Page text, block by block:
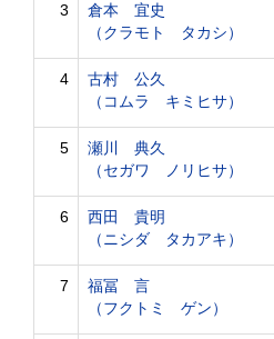
3
倉本 宜史
（クラモト タカシ）
4
古村 公久
（コムラ キミヒサ）
5
瀬川 典久
（セガワ ノリヒサ）
6
西田 貴明
（ニシダ タカアキ）
7
福冨 言
（フクトミ ゲン）